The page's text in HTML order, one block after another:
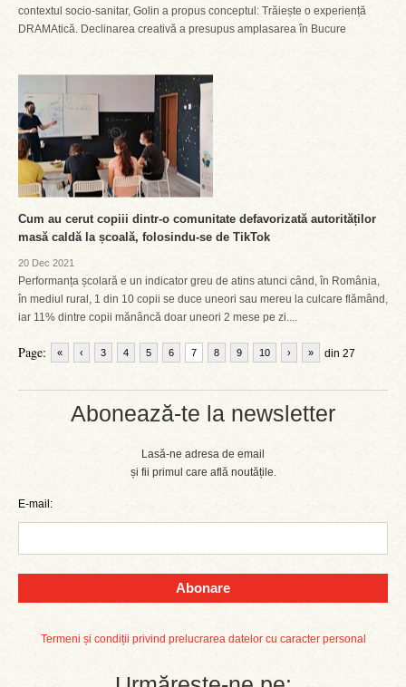
Abonează-te la newsletter
Lasă-ne adresa de email
și fii primul care află noutățile.
E-mail:
Abonare
Termeni și condiții privind prelucrarea datelor cu caracter personal
contextul socio-sanitar, Golin a propus conceptul: Trăiește o experiență
DRAMAtică. Declinarea creativă a presupus amplasarea în Bucure
Cum au cerut copiii dintr-o comunitate defavorizată autorităților
masă caldă la școală, folosindu-se de TikTok
20 Dec 2021
Performanța școlară e un indicator greu de atins atunci când, în România,
în mediul rural, 1 din 10 copii se duce uneori sau mereu la culcare flămând,
iar 11% dintre copii mănâncă doar uneori 2 mese pe zi....
Page: « ‹ 3 4 5 6 7 8 9 10 din 27
› »